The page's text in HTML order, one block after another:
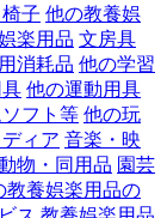
子 他の教養娯
楽用品 文房具
消耗品 他の学習
他の運動用具
フト等 他の玩
ィア 音楽・映
物・同用品 園芸
教養娯楽用品の